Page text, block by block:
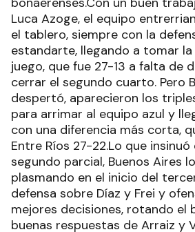
Luca Azoge, el equipo
el tablero, siempre con la
estandarte, llegando a tomar la
juego, que fue 27-13 a falta de
cerrar el segundo cuarto. Pero
despertó, aparecieron los
para arrimar al equipo azul y
con una diferencia más corta,
Entre Ríos 27-22.Lo que
segundo parcial, Buenos Aires
plasmando en el inicio del
defensa sobre Díaz y Frei y
mejores decisiones, rotando el
buenas respuestas de Arraiz y